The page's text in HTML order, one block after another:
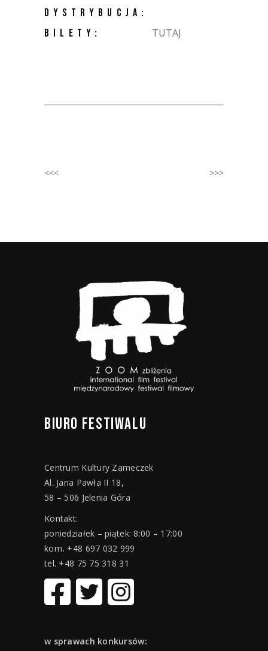
DYSTRYBUCJA:
BILETY:
TUTAJ
<<< >>>
BIURO FESTIWALU
Centrum Kultury Zameczek
Al. Jana Pawła II 18,
58 – 506 Jelenia Góra
Kontakt:
poniedziałek – piątek: 8:00 – 17:00
kom. +48 697 032 999
tel. +48 75 75 318 31
w sprawach konkursów: